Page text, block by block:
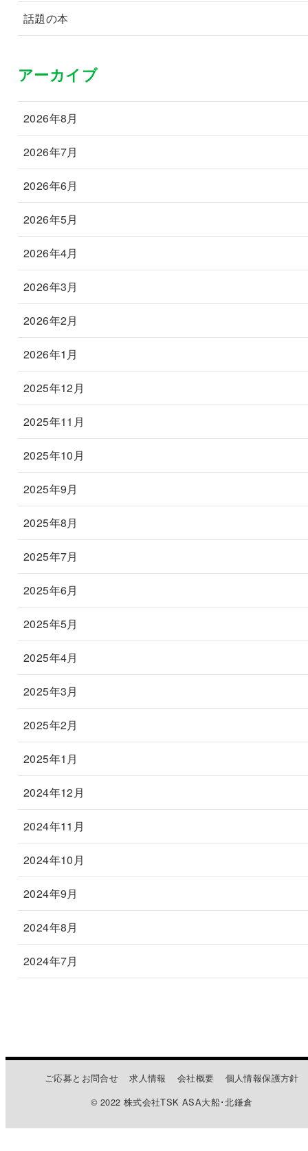
話題の本
アーカイブ
2026年8月
2026年7月
2026年6月
2026年5月
2026年4月
2026年3月
2026年2月
2026年1月
2025年12月
2025年11月
2025年10月
2025年9月
2025年8月
2025年7月
2025年6月
2025年5月
2025年4月
2025年3月
2025年2月
2025年1月
2024年12月
2024年11月
2024年10月
2024年9月
2024年8月
2024年7月
ご応募とお問合せ 求人情報 会社概要
個人情報保護方針
© 2022 株式会社TSK ASA大船･北鎌倉